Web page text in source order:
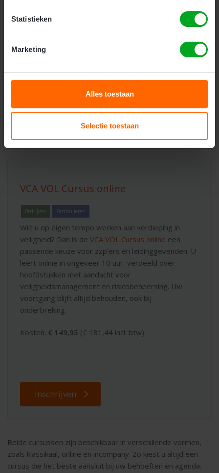
Statistieken
Marketing
Alles toestaan
Selectie toestaan
1 dag in risicobeheersing en veiligheidsstructuren en
Inschrijven
VCA VOL Cursus online
Bedrijven Particulieren
Wilt u op eigen tempo werken aan verdieping in
veiligheid? Dan is de VCA VOL Cursus online een
passende keuze voor zzp’ers en leidinggevenden. U
leert online in ongeveer 10 uur, verdeeld over
hoofdstukken met aandacht voor
veiligheidsmanagement en risicobeheersing. Uw
voortgang blijft altijd behouden, ook bij
onderbreking.
Kosten: € 149,95 (€ 181,44 incl. btw)
Inschrijven
Beide cursussen zijn beschikbaar in verschillende vormen,
zoals klassikaal, online en incompany. Zo kiest u altijd een
cursus die het beste aansluit bij uw behoeften en agenda.